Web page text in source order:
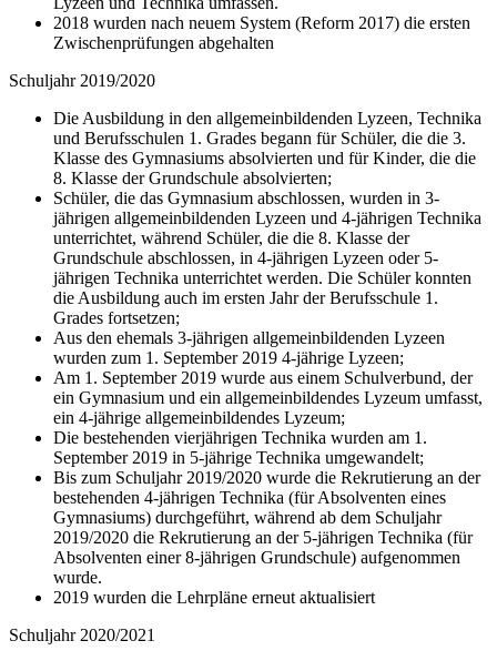
2018 wurden nach neuem System (Reform 2017) die ersten
Zwischenprüfungen abgehalten
Schuljahr 2019/2020
Die Ausbildung in den allgemeinbildenden Lyzeen, Technika
und Berufsschulen 1. Grades begann für Schüler, die die 3.
Klasse des Gymnasiums absolvierten und für Kinder, die die
8. Klasse der Grundschule absolvierten;
Schüler, die das Gymnasium abschlossen, wurden in 3-
jährigen allgemeinbildenden Lyzeen und 4-jährigen Technika
unterrichtet, während Schüler, die die 8. Klasse der
Grundschule abschlossen, in 4-jährigen Lyzeen oder 5-
jährigen Technika unterrichtet werden. Die Schüler konnten
die Ausbildung auch im ersten Jahr der Berufsschule 1.
Grades fortsetzen;
Aus den ehemals 3-jährigen allgemeinbildenden Lyzeen
wurden zum 1. September 2019 4-jährige Lyzeen;
Am 1. September 2019 wurde aus einem Schulverbund, der
ein Gymnasium und ein allgemeinbildendes Lyzeum umfasst,
ein 4-jährige allgemeinbildendes Lyzeum;
Die bestehenden vierjährigen Technika wurden am 1.
September 2019 in 5-jährige Technika umgewandelt;
Bis zum Schuljahr 2019/2020 wurde die Rekrutierung an der
bestehenden 4-jährigen Technika (für Absolventen eines
Gymnasiums) durchgeführt, während ab dem Schuljahr
2019/2020 die Rekrutierung an der 5-jährigen Technika (für
Absolventen einer 8-jährigen Grundschule) aufgenommen
wurde.
2019 wurden die Lehrpläne erneut aktualisiert
Schuljahr 2020/2021